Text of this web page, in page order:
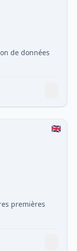
de données
premières